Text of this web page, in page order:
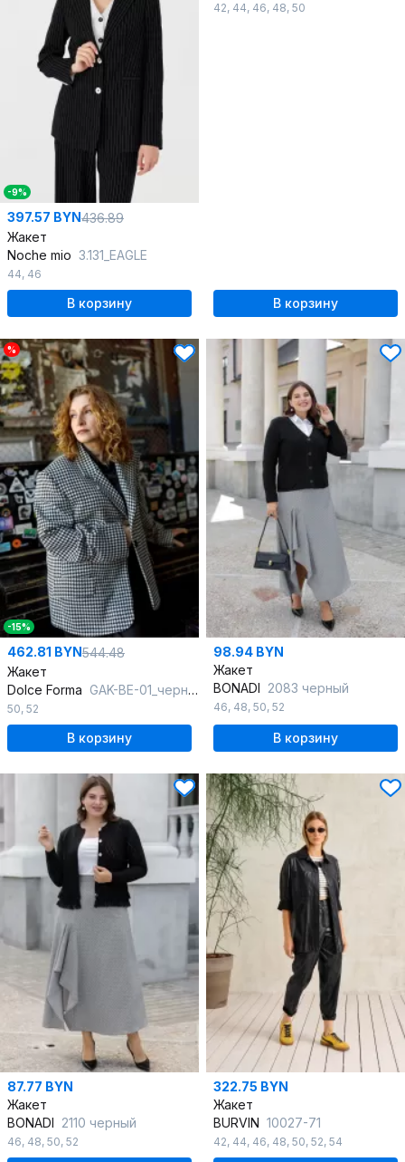
-9%
397.57 BYN436.89
Жакет
Noche mio 3.131_EAGLE
44, 46
В корзину
42, 44, 46, 48, 50
В корзину
%
-15%
462.81 BYN544.48
Жакет
Dolce Forma GAK-BE-01_черно-белый
50, 52
В корзину
98.94 BYN
Жакет
BONADI 2083 черный
46, 48, 50, 52
В корзину
87.77 BYN
Жакет
BONADI 2110 черный
46, 48, 50, 52
322.75 BYN
Жакет
BURVIN 10027-71
42, 44, 46, 48, 50, 52, 54